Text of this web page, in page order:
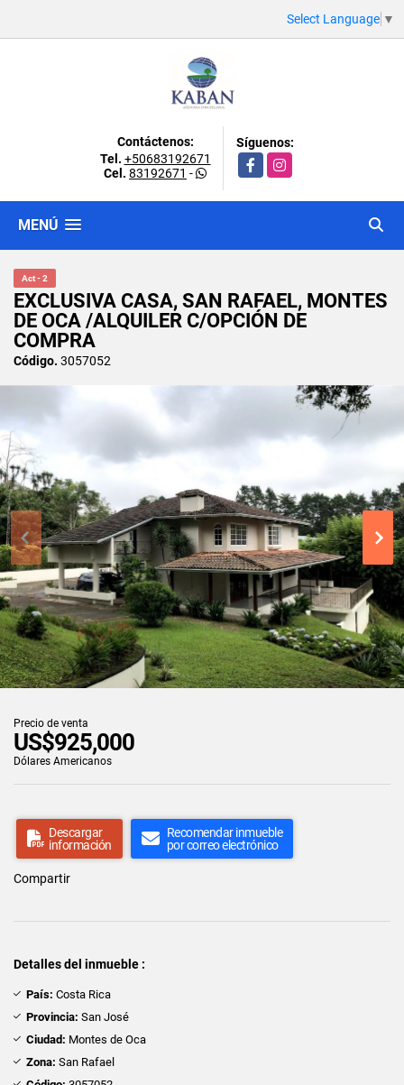
Select Language ▼
Contáctenos:
Tel. +50683192671
Cel. 83192671 -
Síguenos:
FacebookInstagram
MENÚ
Act - 2
EXCLUSIVA CASA, SAN RAFAEL, MONTES
DE OCA /ALQUILER C/OPCIÓN DE
COMPRA
Código. 3057052
Precio de venta
US$925,000
Dólares Americanos
Descargar
información
Recomendar inmueble
por correo electrónico
Compartir
Detalles del inmueble :
País: Costa Rica
Provincia: San José
Ciudad: Montes de Oca
Zona: San Rafael